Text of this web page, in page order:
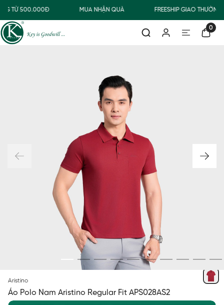
TỪ 500.000Đ MUA NHẬN QUÀ FREESHIP GIAO
0
Aristino
Áo Polo Nam Aristino Regular Fit APS028AS2